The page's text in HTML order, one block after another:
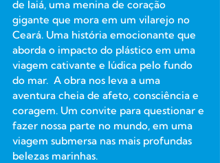
de Iaiá, uma menina de coração
gigante que mora em um vilarejo no
Ceará. Uma história emocionante que
aborda o impacto do plástico em uma
viagem cativante e lúdica pelo fundo
do mar. A obra nos leva a uma
aventura cheia de afeto, consciência e
coragem. Um convite para questionar e
fazer nossa parte no mundo, em uma
viagem submersa nas mais profundas
belezas marinhas.